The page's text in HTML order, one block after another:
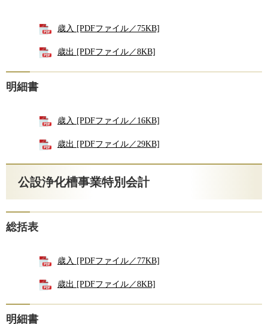
歳入 [PDFファイル／75KB]
歳出 [PDFファイル／8KB]
明細書
歳入 [PDFファイル／16KB]
歳出 [PDFファイル／29KB]
公設浄化槽事業特別会計
総括表
歳入 [PDFファイル／77KB]
歳出 [PDFファイル／8KB]
明細書